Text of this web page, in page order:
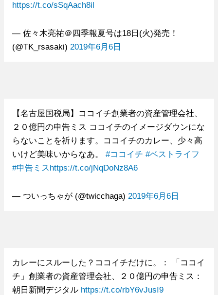
https://t.co/sSqAach8il
— 佐々木亮祐＠四季報夏号は18日(火)発売！
(@TK_rsasaki) 2019年6月6日
【名古屋国税局】ココイチ創業者の資産管理会社、
２０億円の申告ミス ココイチのイメージダウンにな
らないことを祈ります。ココイチのカレー、少々高
いけど美味いからなあ。 #ココイチ #ベストライフ
#申告ミス https://t.co/jNqDoNz8A6
— ついっちゃが (@twicchaga) 2019年6月6日
カレーにスルーした？ココイチだけに。： 「ココイ
チ」創業者の資産管理会社、２０億円の申告ミス：
朝日新聞デジタル https://t.co/rbY6vJusI9